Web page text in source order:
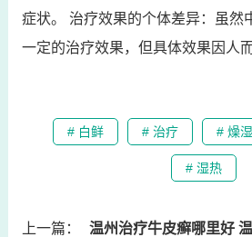
症状。 治疗效果的个体差异：虽然
一定的治疗效果，但具体效果因人而
# 白鲜 # 治疗 # 燥湿
# 湿热
上一篇：
温州治疗牛皮癣哪里好